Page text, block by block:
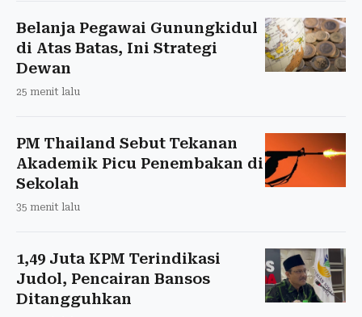
Belanja Pegawai Gunungkidul
di Atas Batas, Ini Strategi
Dewan
25 menit lalu
PM Thailand Sebut Tekanan
Akademik Picu Penembakan di
Sekolah
35 menit lalu
1,49 Juta KPM Terindikasi
Judol, Pencairan Bansos
Ditangguhkan